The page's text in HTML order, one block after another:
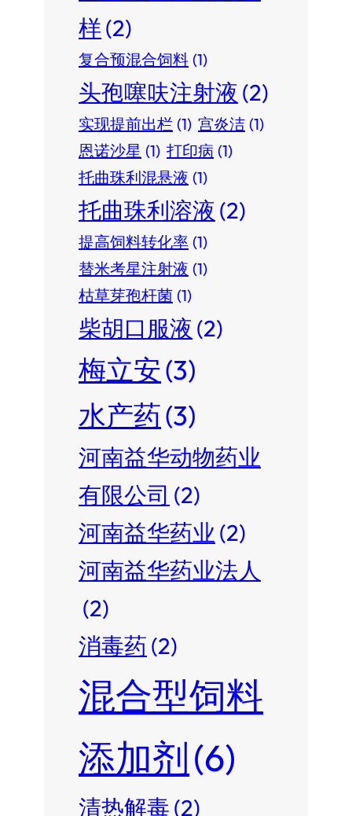
样(2)
复合预混合饲料 (1)
头孢噻呋注射液 (2)
实现提前出栏 (1) 宫炎洁 (1)
恩诺沙星 (1) 打印病 (1)
托曲珠利混悬液 (1)
托曲珠利溶液 (2)
提高饲料转化率 (1)
替米考星注射液 (1)
枯草芽孢杆菌 (1)
柴胡口服液 (2)
梅立安(3)
水产药(3)
河南益华动物药业
有限公司 (2)
河南益华药业 (2)
河南益华药业法人
(2)
消毒药(2)
混合型饲料
添加剂(6)
清热解毒(2)